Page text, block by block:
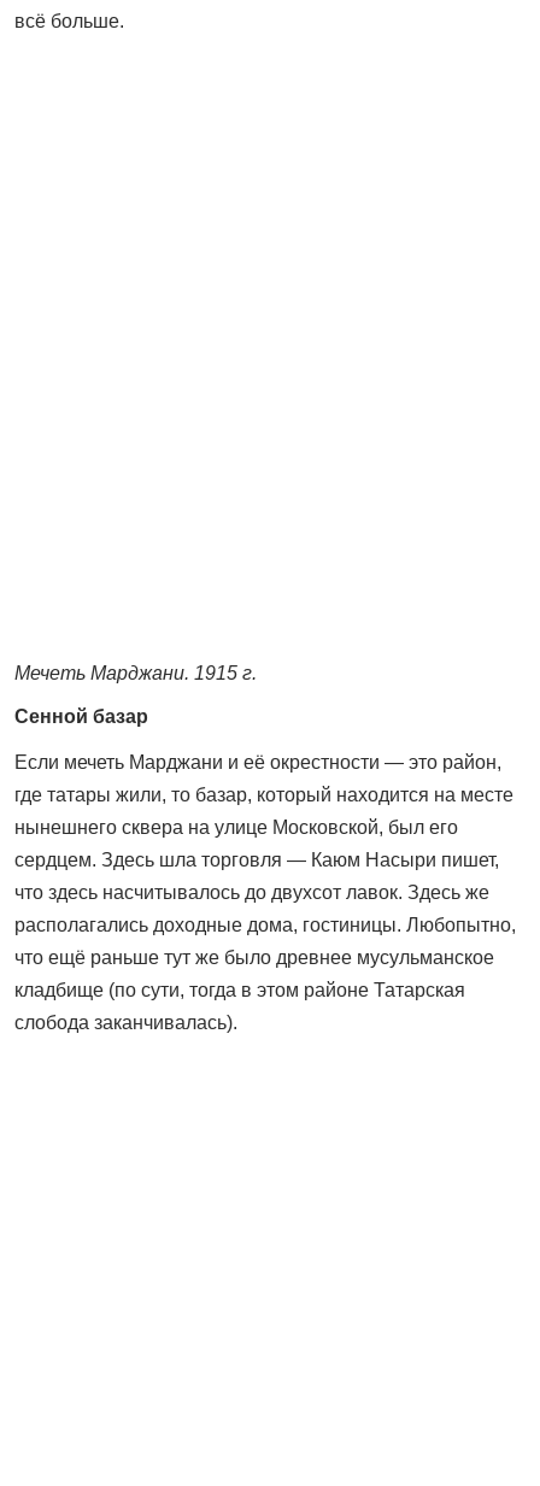
всё больше.
Мечеть Марджани. 1915 г.
Сенной базар
Если мечеть Марджани и её окрестности — это район,
где татары жили, то базар, который находится на месте
нынешнего сквера на улице Московской, был его
сердцем. Здесь шла торговля — Каюм Насыри пишет,
что здесь насчитывалось до двухсот лавок. Здесь же
располагались доходные дома, гостиницы. Любопытно,
что ещё раньше тут же было древнее мусульманское
кладбище (по сути, тогда в этом районе Татарская
слобода заканчивалась).